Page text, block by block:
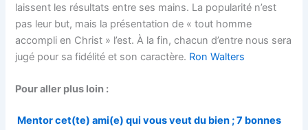
laissent les résultats entre ses mains. La popularité n’est
pas leur but, mais la présentation de « tout homme
accompli en Christ » l’est. À la fin, chacun d’entre nous sera
jugé pour sa fidélité et son caractère. Ron Walters
Pour aller plus loin :
Mentor cet(te) ami(e) qui vous veut du bien ; 7 bonnes